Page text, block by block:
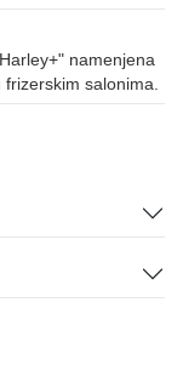
namenjena
salonima.